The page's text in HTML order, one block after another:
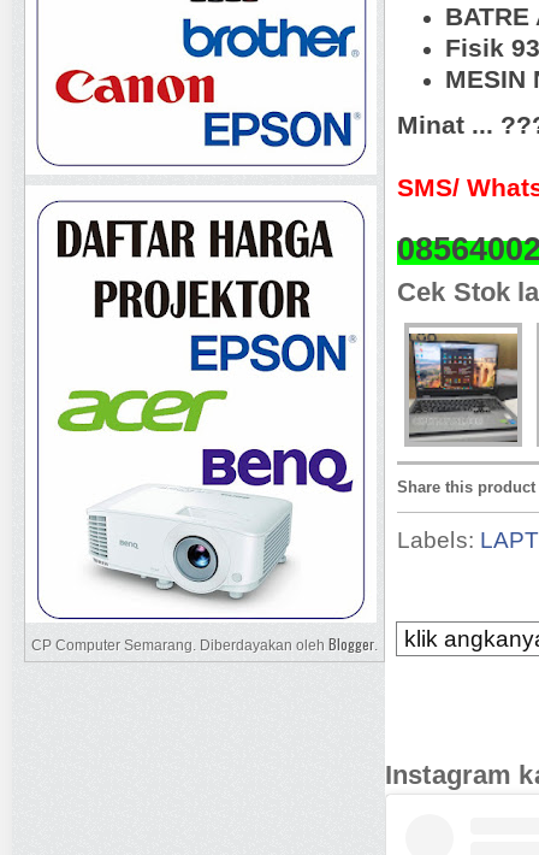
BATRE
Fisik
MESIN
Minat ...
SMS/
Cek Stok
Share this product
Labels:
klik
Instagram
CP Computer Semarang. Diberdayakan oleh Blogger.